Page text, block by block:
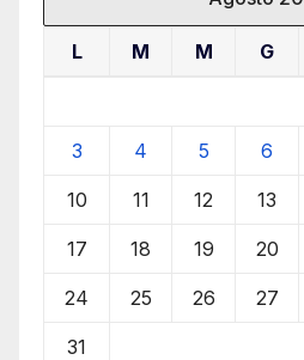
L M M G
3 4 5 6
10 11 12 13
17 18 19 20
24 25 26 27
31